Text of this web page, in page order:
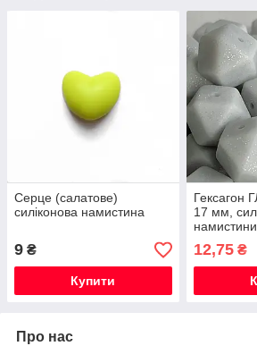
Серце (салатове)
силіконова намистина
9 ₴
Купити
Гексагон
17 мм,
намистини
12,75₴
Про нас